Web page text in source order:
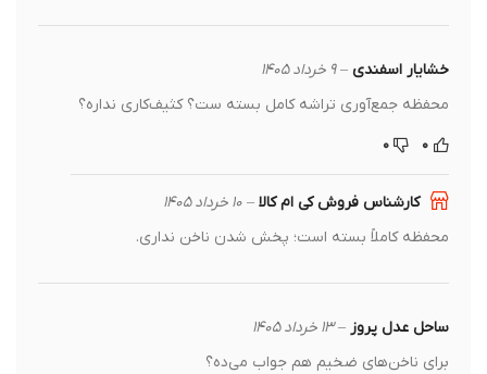
خشایار اسفندی– ۹ خرداد ۱۴۰۵
محفظه جمع‌آوری تراشه کامل بسته ست؟ کثیف‌کاری نداره؟
کارشناس فروش کی ام کالا– ۱۰ خرداد ۱۴۰۵
محفظه کاملاً بسته است؛ پخش شدن ناخن نداری.
ساحل عدل پروز – ۱۳ خرداد ۱۴۰۵
برای ناخن‌های ضخیم هم جواب می‌ده؟